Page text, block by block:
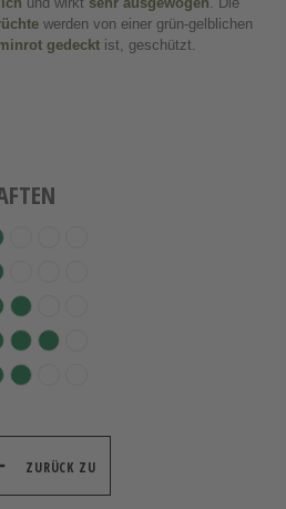
werden von einer grün-gelblichen
gedeckt ist, geschützt.
ZURÜCK ZU